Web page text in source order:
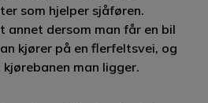
som hjelper sjåføren.
annet dersom man får en bil
kjører på en flerfeltsvei, og
man ligger.